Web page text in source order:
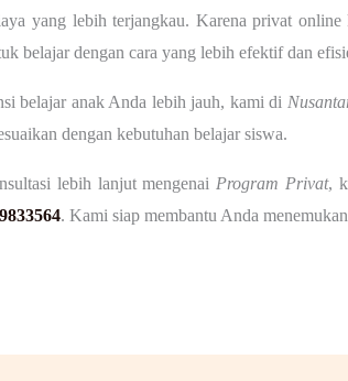
yang lebih terjangkau. Karena privat
belajar dengan cara yang lebih efektif dan
belajar anak Anda lebih jauh, kami di
dengan kebutuhan belajar siswa.
lebih lanjut mengenai Program Privat,
. Kami siap membantu Anda